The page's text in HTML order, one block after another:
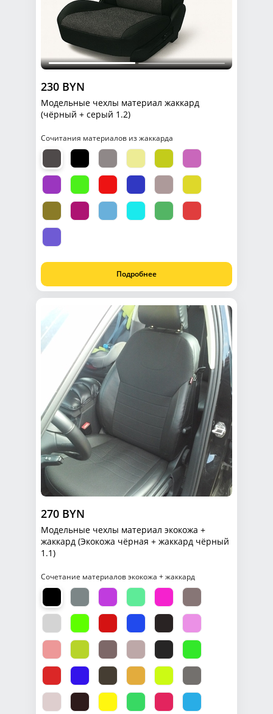
230 BYN
Модельные чехлы материал жаккард
(чёрный + серый 1.2)
Сочитания материалов из жаккарда
Подробнее
270 BYN
Модельные чехлы материал экокожа +
жаккард (Экокожа чёрная + жаккард чёрный
1.1)
Сочетание материалов экокожа + жаккард